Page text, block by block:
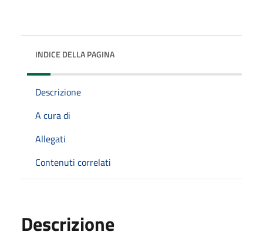
INDICE DELLA PAGINA
Descrizione
A cura di
Allegati
Contenuti correlati
Descrizione